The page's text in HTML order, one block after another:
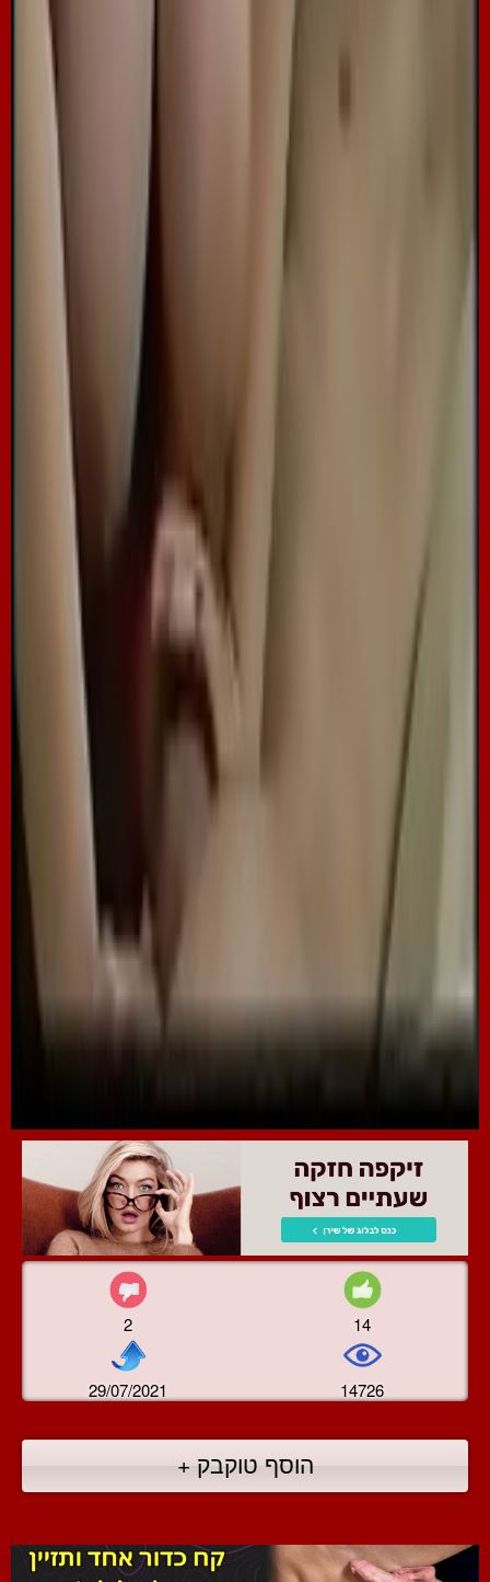
2 14
29/07/2021 14726
הוסף טוקבק +